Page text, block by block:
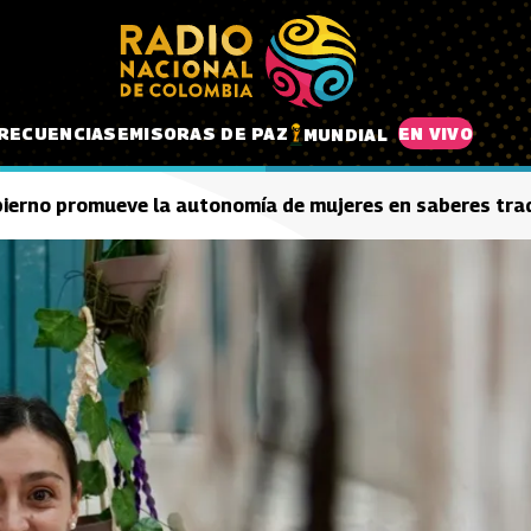
EMISORAS DE PAZ MUNDIAL EN VIVO
promueve la autonomía de mujeres en saberes